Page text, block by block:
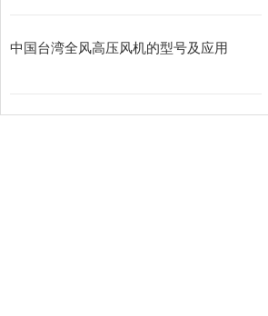
中国台湾全风高压风机的型号及应用